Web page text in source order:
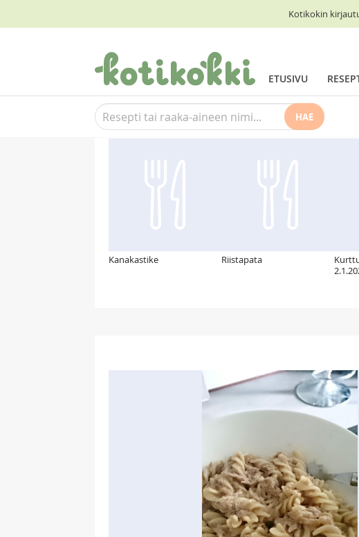
Kotikokin
ETUSIVU
HAE
Suosittelemme myös
Kanakastike Riistapata